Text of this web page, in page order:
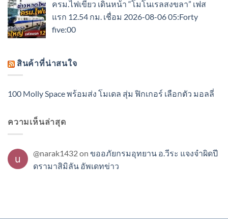
ครม.ไฟเขียว เดินหน้า “โมโนเรลสงขลา” เฟส
แรก 12.54 กม. เชื่อม 2026-08-06 05:Forty
five:00
สินค้าที่น่าสนใจ
100 Molly Space พร้อมส่ง โมเดล สุ่ม ฟิกเกอร์ เลือกตัว มอลลี่
ความเห็นล่าสุด
@narak1432on ขออภัยกรมอุทยาน อ.วีระ แจงจำผิดปี
ดรามาสิมิลัน อัพเดทข่าว